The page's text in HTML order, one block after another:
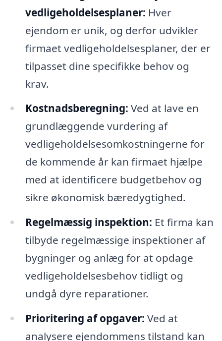
vedligeholdelsesplaner: Hver
ejendom er unik, og derfor udvikler
firmaet vedligeholdelsesplaner, der er
tilpasset dine specifikke behov og
krav.
Kostnadsberegning: Ved at lave en
grundlæggende vurdering af
vedligeholdelsesomkostningerne for
de kommende år kan firmaet hjælpe
med at identificere budgetbehov og
sikre økonomisk bæredygtighed.
Regelmæssig inspektion: Et firma kan
tilbyde regelmæssige inspektioner af
bygninger og anlæg for at opdage
vedligeholdelsesbehov tidligt og
undgå dyre reparationer.
Prioritering af opgaver: Ved at
analysere ejendommens tilstand kan